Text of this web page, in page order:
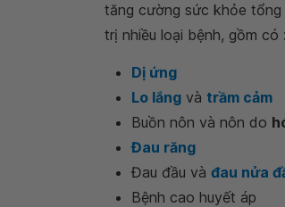
tăng cường sức khỏe tổng
trị nhiều loại bệnh, gồm có :
Dị ứng
Lo lắng và trầm cảm
Buồn nôn và nôn do
Đau răng
Đau đầu và đau nửa
Bệnh cao huyết áp